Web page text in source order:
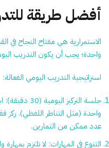
أفضل طريقة
الاستمرارية هي مفتاح النجاح في
واحدة؛ يجب أن يكون التدريب
استراتيجية التدريب اليومي الفعالة:
جلسة التركيز اليومية (30 دقيقة):
واحدة (مثل التناظر اللفظي).
عدد ممكن من التمارين.
التنوع في المهارات: لا تلتزم